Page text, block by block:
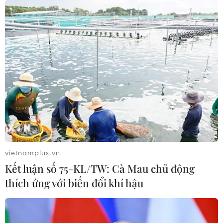
LIG-Hướng Hóa 1
08/08/2026 02:33
Áp thấp nhiệt đới đổi hướng trên
vùng biển phía Đông khu vực vịnh
Bắc Bộ
07/08/2026 23:29
Campuchia nỗ lực bảo tồn động vật
hoang dã trước nguy cơ tuyệt chủng
07/08/2026 22:45
Áp thấp nhiệt đới trên vịnh Bắc Bộ sẽ
gây ảnh hưởng thế nào tới Việt Nam?
vietnamplus.vn
Kết luận số 75-KL/TW: Cà Mau chủ động
thích ứng với biến đổi khí hậu